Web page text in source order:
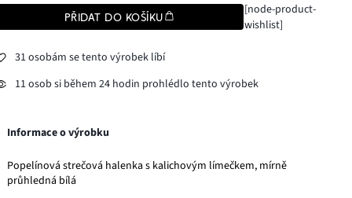
PŘIDAT DO KOŠÍKU
[node-product-
wishlist]
31 osobám se tento výrobek líbí
11 osob si během 24 hodin prohlédlo tento výrobek
Informace o výrobku
Popelínová strečová halenka s kalichovým límečkem, mírně
průhledná bílá